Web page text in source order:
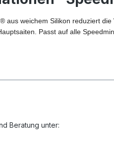
aus weichem Silikon reduziert
Passt auf alle
Beratung unter: